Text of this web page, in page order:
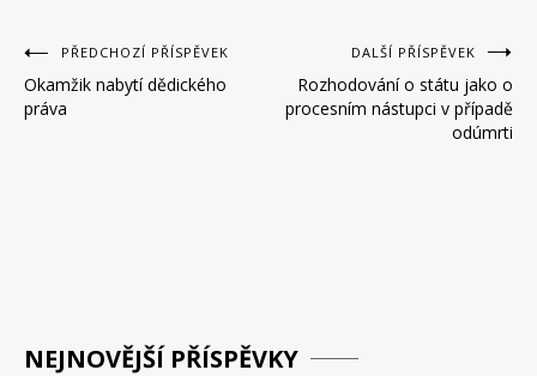
Navigace
pro
příspěvek
PŘEDCHOZÍ PŘÍSPĚVEK
Okamžik nabytí dědického
práva
DALŠÍ PŘÍSPĚVEK
Rozhodování o státu jako o
procesním nástupci v případě
odúmrti
NEJNOVĚJŠÍ PŘÍSPĚVKY